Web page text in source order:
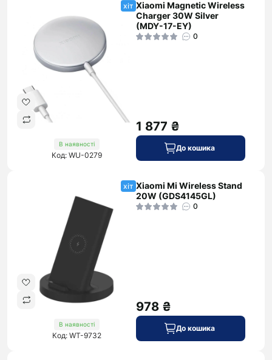
хіт
В наявності
Код: WU-0279
Xiaomi Magnetic Wireless
Charger 30W Silver
(MDY-17-EY)
0
1 877 ₴
До кошика
хіт
В наявності
Код: WT-9732
Xiaomi Mi Wireless Stand
20W (GDS4145GL)
0
978 ₴
До кошика